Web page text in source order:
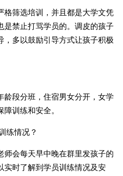
格筛选培训，并且都是大学文凭
是禁止打骂学员的。调皮的孩子
，多以鼓励引导方式让孩子积极
龄段分班，住宿男女分开，女学
训练和安全。
练情况？
师会每天早中晚在群里发孩子的
实时了解到学员训练情况及安